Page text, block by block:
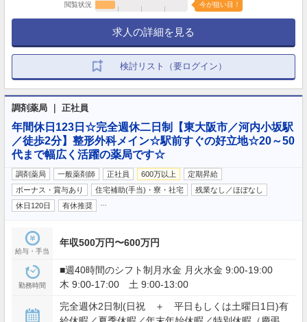
閲覧状況 今が狙い目！
求人の詳細を見る
検討リスト（要ログイン）
調剤薬局 ｜ 正社員
年間休日123日☆完全週休二日制【東大阪市／河内小坂駅
／徒歩2分】整形外科メイン☆駅前すぐの好立地☆20～50
代まで幅広く活躍の薬局です☆
調剤薬局 一般薬剤師 正社員 600万以上
定期昇給
ボーナス・賞与あり
住宅補助(手当)・寮・社宅
残業なし／ほぼなし
休日120日
有休推奨
給与・手当
年収500万円〜600万円
勤務時間
■週40時間のシフト制月水金 月火水金 9:00-19:00
木 9:00-17:00 土 9:00-13:00
完全週休2日制(日祝 ＋ 平日もしくは土曜日1日)有